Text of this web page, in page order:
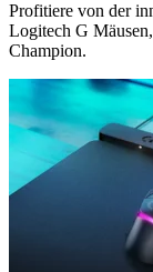
Profitiere von der
Logitech G
Champion.